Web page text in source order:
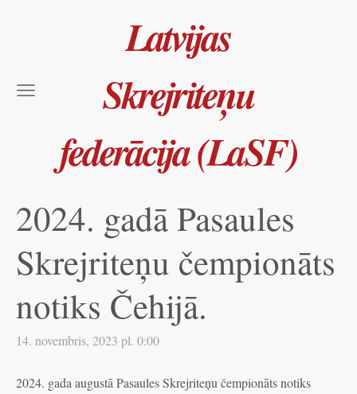
Latvijas
Skrejriteņu
federācija (LaSF)
2024. gadā Pasaules
Skrejriteņu čempionāts
notiks Čehijā.
14. novembris, 2023 pl. 0:00
2024. gada augustā Pasaules Skrejriteņu čempionāts notiks